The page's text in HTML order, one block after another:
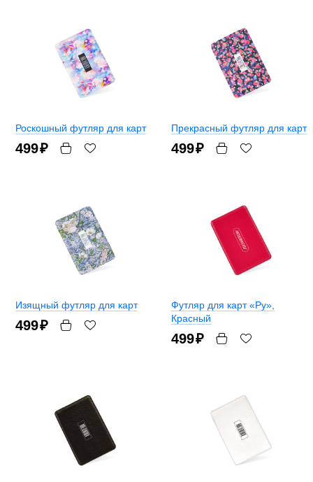
Роскошный футляр для карт
499₽
Прекрасный футляр для карт
499₽
Изящный футляр для карт
499₽
Футляр для карт «Ру»
Красный
499₽